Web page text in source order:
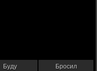
Буду Бросил